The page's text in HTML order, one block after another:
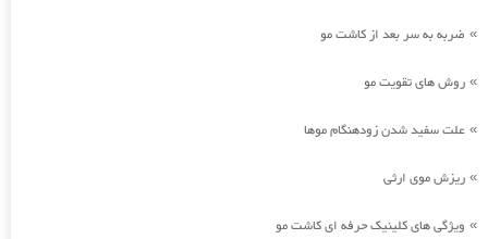
» ضربه به سر بعد از کاشت مو
» روش های تقویت مو
» علت سفید شدن زودهنگام موها
» ریزش موی ارثی
» ویژگی های کلینیک حرفه ای کاشت مو